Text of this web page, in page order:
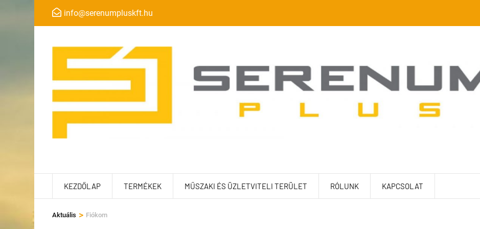
info@serenumpluskft.hu
KEZDŐLAP TERMÉKEK MŰSZAKI ÉS ÜZLETVITELI TERÜLET RÓLUNK KAPCSOLAT
Aktuális > Fiókom